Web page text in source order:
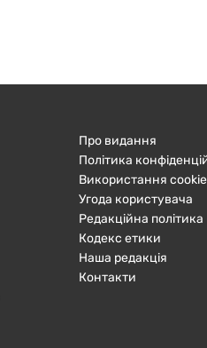
Про видання
Політика
Використання
Угода користувача
Редакційна політика
Кодекс етики
Наша редакція
Контакти